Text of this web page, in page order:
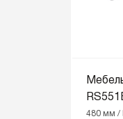
480 мм /